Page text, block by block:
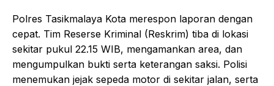
Polres Tasikmalaya Kota merespon laporan dengan
cepat. Tim Reserse Kriminal (Reskrim) tiba di lokasi
sekitar pukul 22.15 WIB, mengamankan area, dan
mengumpulkan bukti serta keterangan saksi. Polisi
menemukan jejak sepeda motor di sekitar jalan, serta